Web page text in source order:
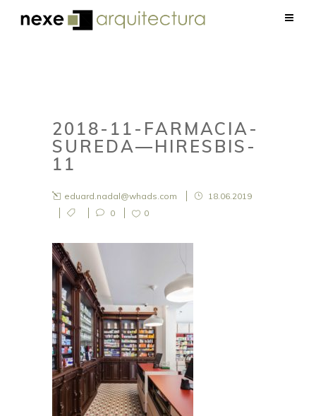
2018-11-FARMACIA-
SUREDA—HIRESBIS-
11
eduard.nadal@whads.com
18.06.2019
0
0